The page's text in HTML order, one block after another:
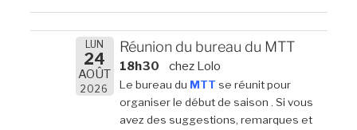
LUN
24
AOÛT
2026
Réunion du bureau du MTT
18h30 chez Lolo
Le bureau du MTT se réunit pour
organiser le début de saison . Si vous
avez des suggestions, remarques et